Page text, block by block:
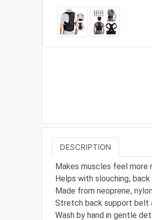
DESCRIPTION
Makes muscles feel more
Helps with slouching,
Made from neoprene,
Stretch back support belt
Wash by hand in gentle